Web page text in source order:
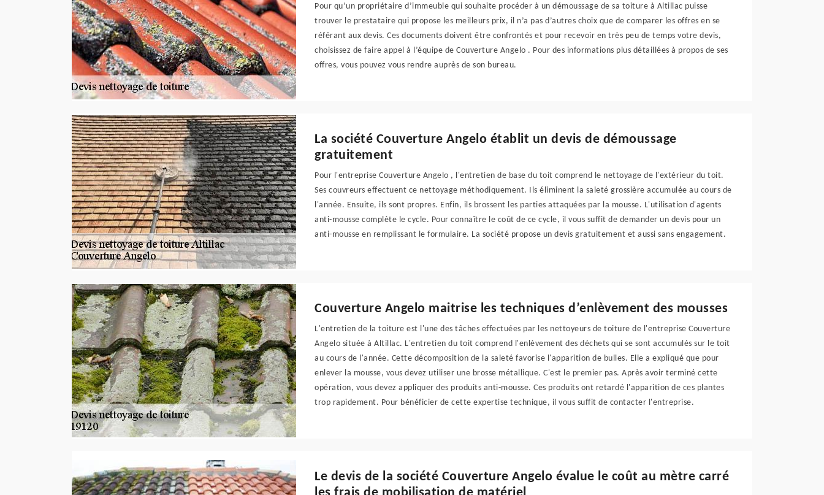
Pour qu’un propriétaire d’immeuble qui souhaite procéder à un démoussage de sa toiture à Altillac puisse
trouver le prestataire qui propose les meilleurs prix, il n’a pas d’autres choix que de comparer les offres en se
référant aux devis. Ces documents doivent être confrontés et pour recevoir en très peu de temps votre devis,
choisissez de faire appel à l’équipe de Couverture Angelo . Pour des informations plus détaillées à propos de ses
offres, vous pouvez vous rendre auprès de son bureau.
La société Couverture Angelo établit un devis de démoussage
gratuitement
Pour l'entreprise Couverture Angelo , l'entretien de base du toit comprend le nettoyage de l'extérieur du toit.
Ses couvreurs effectuent ce nettoyage méthodiquement. Ils éliminent la saleté grossière accumulée au cours de
l'année. Ensuite, ils sont propres. Enfin, ils brossent les parties attaquées par la mousse. L'utilisation d'agents
anti-mousse complète le cycle. Pour connaître le coût de ce cycle, il vous suffit de demander un devis pour un
anti-mousse en remplissant le formulaire. La société propose un devis gratuitement et aussi sans engagement.
Couverture Angelo maitrise les techniques d’enlèvement des mousses
L'entretien de la toiture est l'une des tâches effectuées par les nettoyeurs de toiture de l'entreprise Couverture
Angelo située à Altillac. L'entretien du toit comprend l'enlèvement des déchets qui se sont accumulés sur le toit
au cours de l'année. Cette décomposition de la saleté favorise l'apparition de bulles. Elle a expliqué que pour
enlever la mousse, vous devez utiliser une brosse métallique. C'est le premier pas. Après avoir terminé cette
opération, vous devez appliquer des produits anti-mousse. Ces produits ont retardé l'apparition de ces plantes
trop rapidement. Pour bénéficier de cette expertise technique, il vous suffit de contacter l'entreprise.
Le devis de la société Couverture Angelo évalue le coût au mètre carré